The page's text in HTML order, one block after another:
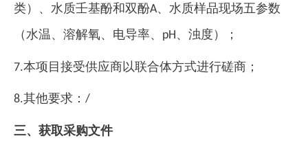
类）、水质壬基酚和双酚A、水质样品现场五参数
（水温、溶解氧、电导率、 pH、浊度）；
7.本项目接受供应商以联合体方式进行磋商；
8.其他要求： /
三、获取采购文件